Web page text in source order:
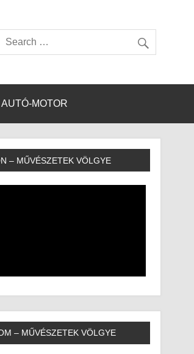
AUTÓ-MOTOR
– MŰVÉSZETEK VÖLGYE
– MŰVÉSZETEK VÖLGYE